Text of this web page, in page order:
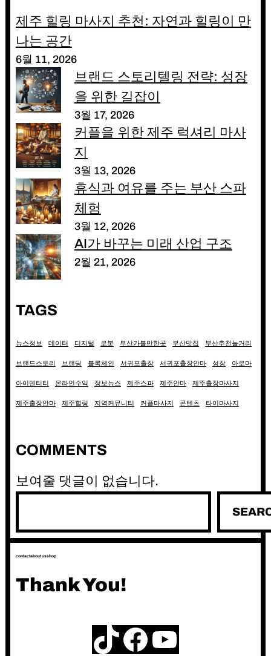
제주 힐링 마사지 추천: 자연과 힐링이 만
나는 공간
6월 11, 2026
브랜드 스토리텔링 전략: 성장
을 위한 길잡이
3월 17, 2026
커플을 위한 제주 럭셔리 마사
지
3월 13, 2026
휴식과 여유를 주는 부산 스파
체험
3월 12, 2026
AI가 바꾸는 미래 산업 구조
2월 21, 2026
TAGS
뉴스정보 데이터 디지털 로봇 부산가볼만한곳 부산맛집 부산추천놀거리
브랜드스토리 브랜딩 블록체인 서귀포출장 서귀포출장안마 성장 아로마
아이덴티티 온라인수익 정보뉴스 제주스파 제주안마 제주출장마사지
제주출장안마 제주힐링 지역커뮤니티 커플마사지 콘텐츠 타이마사지
COMMENTS
보여줄 댓글이 없습니다.
contactabout usshop
Thank You!
TikTok Facebook YouTube